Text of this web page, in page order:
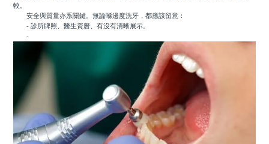
較。
安全與質量亦系關鍵。無論喺邊度洗牙，都應該留意：
- 診所牌照、醫生資曆、有沒有清晰展示。
-